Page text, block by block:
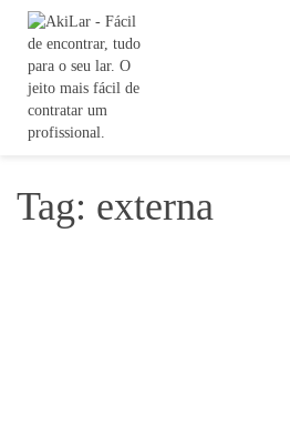
Tag: externa